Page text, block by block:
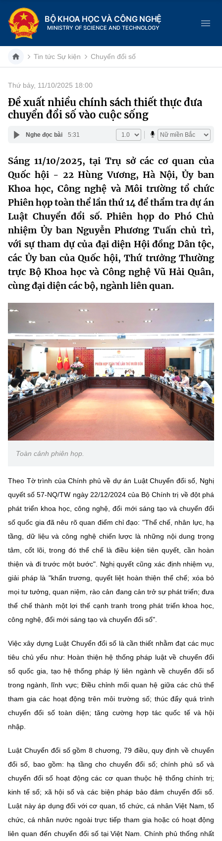
BỘ KHOA HỌC VÀ CÔNG NGHỆ
MINISTRY OF SCIENCE AND TECHNOLOGY
Danh mục
Trang chủ
Giới thiệu
Chức năng nhiệm vụ
Cơ cấu tổ chức
Lịch sử phát triển
Sở Khoa học và Công nghệ
Tin tức sự kiện
Khoa học và Công nghệ
Đổi mới sáng tạo
Chuyển đổi số
Bưu chính, Viễn thông
Sở hữu trí tuệ
Tiêu chuẩn, đo lường, chất lượng
Năng lượng nguyên tử
Tin tổng hợp
Tin địa phương
Dịch vụ công
Hệ thống văn bản
Văn bản QPPL
Văn bản chỉ đạo điều hành
Lấy ý kiến người dân về dự thảo VBQPPL
MST IOFFICE
THỐNG KÊ
Khoa học và Công nghệ
Đổi mới sáng tạo
Bưu chính, Viễn thông
Sở hữu trí tuệ
Tiêu chuẩn, đo lường, chất lượng
Năng lượng nguyên tử
Multimedia
Videos
Infographic
Ảnh
Voice
Nhiệm vụ trọng tâm
BỘ KHOA HỌC VÀ CÔNG NGHỆ
Điều khoản sử dụng Theo dõi MST: Góp ý
Cơ quan chủ quản: Bộ Khoa học và Công nghệ (MST)
Chịu trách nhiệm nội dung: Nguyễn Thị Hải Hằng
Giám đốc Trung tâm Truyền thông Khoa học và Công nghệ.
Địa chỉ: Ban Biên tập Cổng TTĐT - 18 Nguyễn Du, TP. Hà Nội
Email:stc@mst.gov.vn
©2026 Bản quyền thuộc Bộ Khoa Học và Công Nghệ
(Ghi rõ nguồn "https://mst.gov.vn" khi phát hành lại thông tin từ
Tin tức Sự kiện Chuyển đổi số
Thứ bảy, 11/10/2025 18:00
Đề xuất nhiều chính sách thiết thực đưa
chuyển đổi số vào cuộc sống
Nghe đọc bài 5:31
Sáng 11/10/2025, tại Trụ sở các cơ quan của
Quốc hội - 22 Hùng Vương, Hà Nội, Ủy ban
Khoa học, Công nghệ và Môi trường tổ chức
Phiên họp toàn thể lần thứ 14 để thẩm tra dự án
Luật Chuyển đổi số. Phiên họp do Phó Chủ
nhiệm Ủy ban Nguyễn Phương Tuấn chủ trì,
với sự tham dự của đại diện Hội đồng Dân tộc,
các Ủy ban của Quốc hội, Thứ trưởng Thường
trực Bộ Khoa học và Công nghệ Vũ Hải Quân,
cùng đại diện các bộ, ngành liên quan.
Toàn cảnh phiên họp.
Theo Tờ trình của Chính phủ về dự án Luật Chuyển đổi số, Nghị
quyết số 57-NQ/TW ngày 22/12/2024 của Bộ Chính trị về đột phá
phát triển khoa học, công nghệ, đổi mới sáng tạo và chuyển đổi
số quốc gia đã nêu rõ quan điểm chỉ đạo: "Thể chế, nhân lực, hạ
tầng, dữ liệu và công nghệ chiến lược là những nội dung trọng
tâm, cốt lõi, trong đó thể chế là điều kiện tiên quyết, cần hoàn
thiện và đi trước một bước". Nghị quyết cũng xác định nhiệm vụ,
giải pháp là "khẩn trương, quyết liệt hoàn thiện thể chế; xóa bỏ
mọi tư tưởng, quan niệm, rào cản đang cản trở sự phát triển; đưa
thể chế thành một lợi thế cạnh tranh trong phát triển khoa học,
công nghệ, đổi mới sáng tạo và chuyển đổi số".
Việc xây dựng Luật Chuyển đổi số là cần thiết nhằm đạt các mục
tiêu chủ yếu như: Hoàn thiện hệ thống pháp luật về chuyển đổi
số quốc gia, tạo hệ thống pháp lý liên ngành về chuyển đổi số
trong ngành, lĩnh vực; Điều chỉnh mối quan hệ giữa các chủ thể
tham gia các hoạt động trên môi trường số; thúc đẩy quá trình
chuyển đổi số toàn diện; tăng cường hợp tác quốc tế và hội
nhập.
Luật Chuyển đổi số gồm 8 chương, 79 điều, quy định về chuyển
đổi số, bao gồm: hạ tầng cho chuyển đổi số; chính phủ số và
chuyển đổi số hoạt động các cơ quan thuộc hệ thống chính trị;
kinh tế số; xã hội số và các biện pháp bảo đảm chuyển đổi số.
Luật này áp dụng đối với cơ quan, tổ chức, cá nhân Việt Nam, tổ
chức, cá nhân nước ngoài trực tiếp tham gia hoặc có hoạt động
liên quan đến chuyển đổi số tại Việt Nam. Chính phủ thống nhất